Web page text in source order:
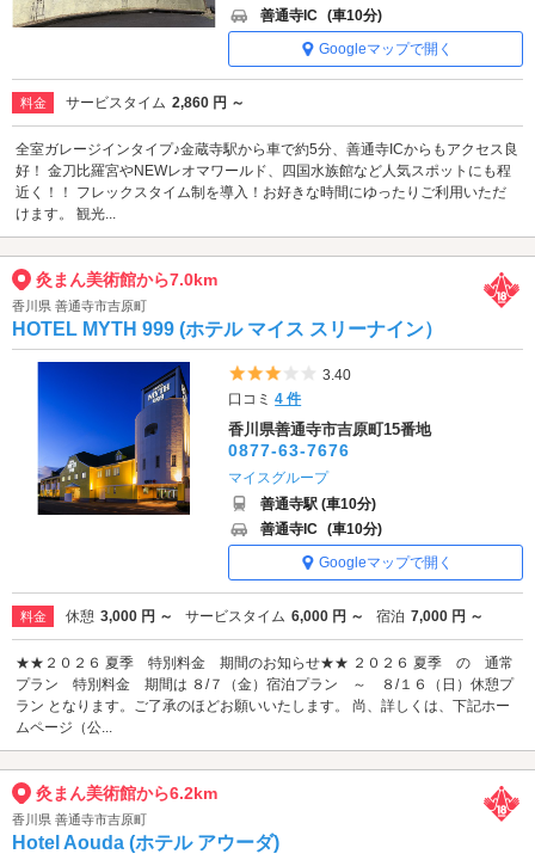
善通寺IC (車10分)
Googleマップで開く
料金 サービスタイム 2,860 円 ～
全室ガレージインタイプ♪金蔵寺駅から車で約5分、善通寺ICからもアクセス良
好！ 金刀比羅宮やNEWレオマワールド、四国水族館など人気スポットにも程
近く！！ フレックスタイム制を導入！お好きな時間にゆったりご利用いただ
けます。 観光...
灸まん美術館から7.0km
香川県 善通寺市吉原町
HOTEL MYTH 999 (ホテル マイス スリーナイン）
5つ星のうち3
3.40
口コミ4 件
香川県善通寺市吉原町15番地
0877-63-7676
マイスグループ
善通寺駅 (車10分)
善通寺IC (車10分)
Googleマップで開く
料金 休憩 3,000 円 ～ サービスタイム 6,000 円 ～ 宿泊 7,000 円 ～
★★２０２６ 夏季 特別料金 期間のお知らせ★★ ２０２６ 夏季 の 通常
プラン 特別料金 期間は ８/７（金）宿泊プラン ～ ８/１６（日）休憩プ
ラン となります。ご了承のほどお願いいたします。 尚、詳しくは、下記ホー
ムページ（公...
灸まん美術館から6.2km
香川県 善通寺市吉原町
Hotel Aouda (ホテル アウーダ)